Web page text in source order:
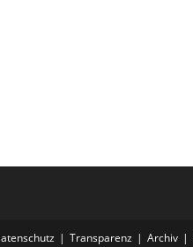
Transparenz Archiv